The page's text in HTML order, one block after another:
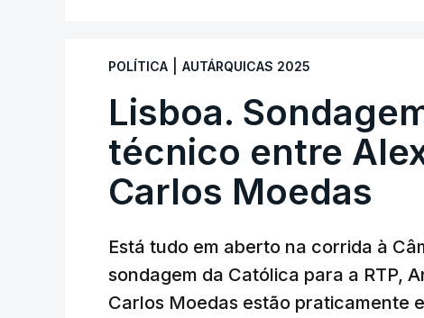
POLÍTICA AUTÁRQUICAS 2025
Lisboa.
técnico entre
Carlos Moedas
Está tudo em aberto na corrida à
sondagem da Católica para a RTP,
Carlos Moedas estão praticamente